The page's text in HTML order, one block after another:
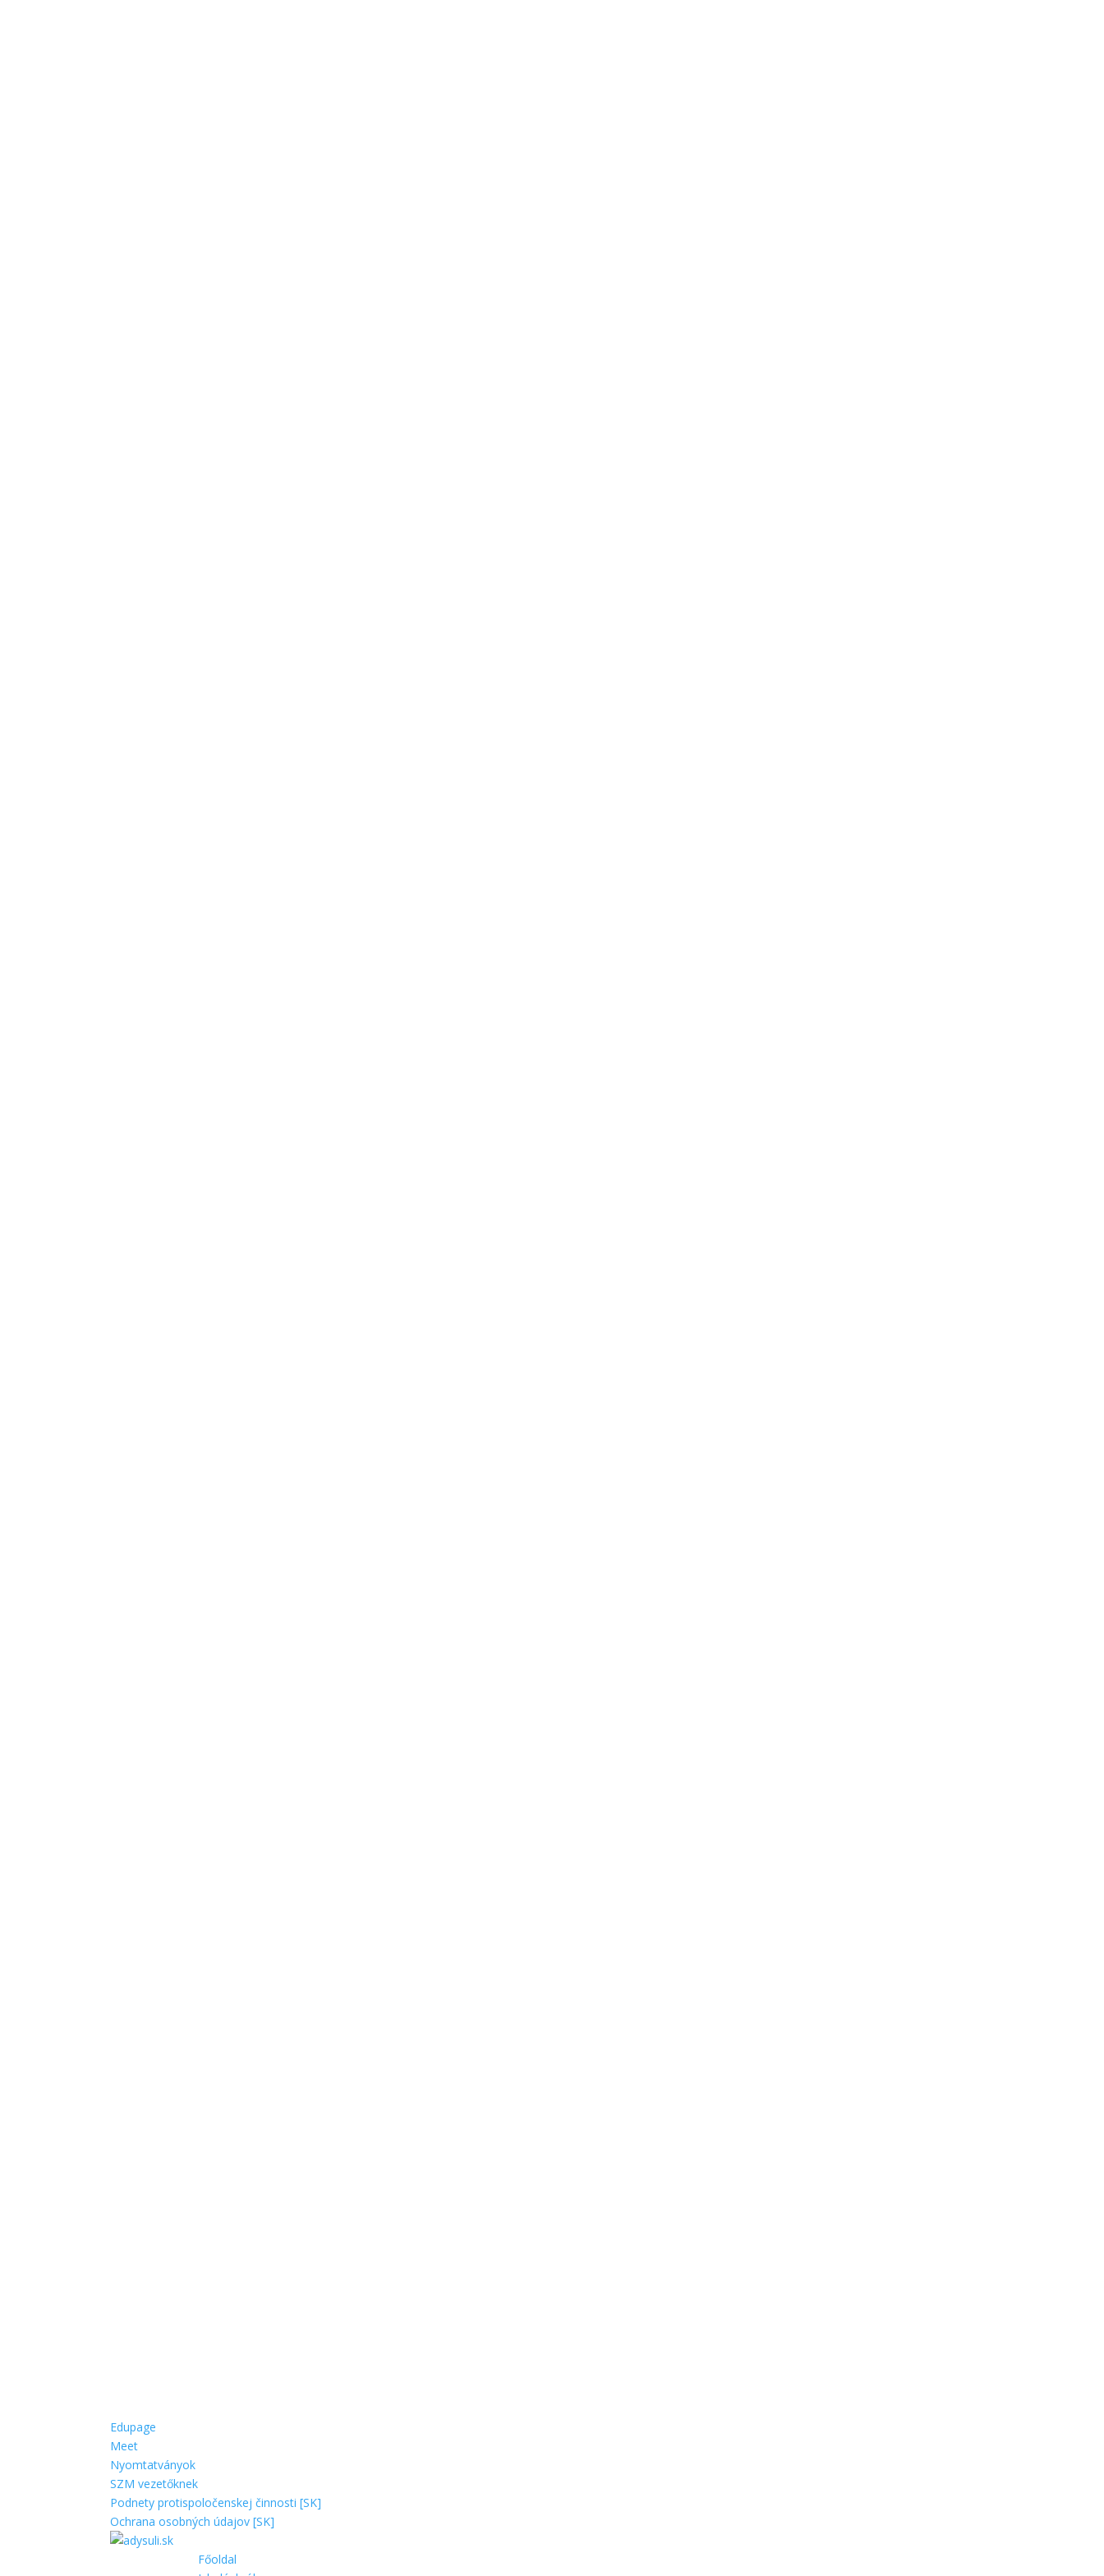
Edupage
Meet
Nyomtatványok
SZM vezetőknek
Podnety protispoločenskej činnosti [SK]
Ochrana osobných údajov [SK]
Főoldal